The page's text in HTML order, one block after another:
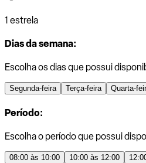
1 estrela
Dias da semana:
Escolha os dias que possui
Segunda-feira Terça-feira Quarta-
Período:
Escolha o período que possui
08:00 às 10:00 10:00 às 12:00